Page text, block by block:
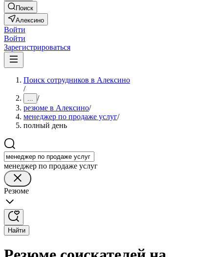
Поиск
Алексино
Войти
Войти
Зарегистрироваться
Поиск сотрудников в Алексино
/
... /
резюме в Алексино/
менеджер по продаже услуг/
полный день
менеджер по продаже услуг
Резюме
Найти